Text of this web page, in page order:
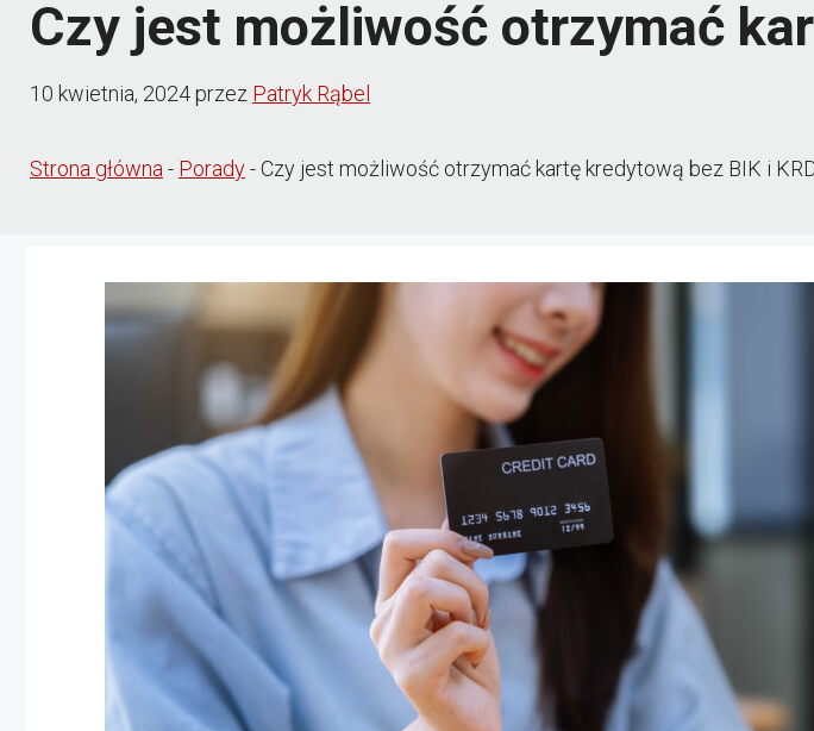
Czy jest możliwość otrzymać
10 kwietnia, 2024przez Patryk Rąbel
Strona główna- Porady-Czy jest możliwość otrzymać kartę kredytową bez BIK i